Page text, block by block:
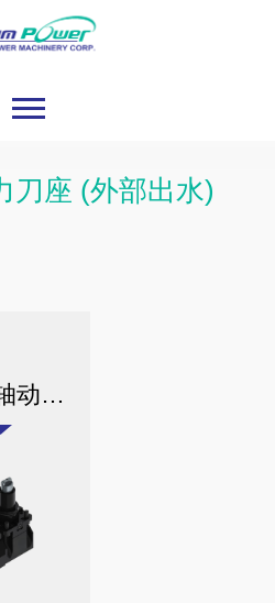
刀座 (外部出水)
径向双轴动力刀座 (外部出水)